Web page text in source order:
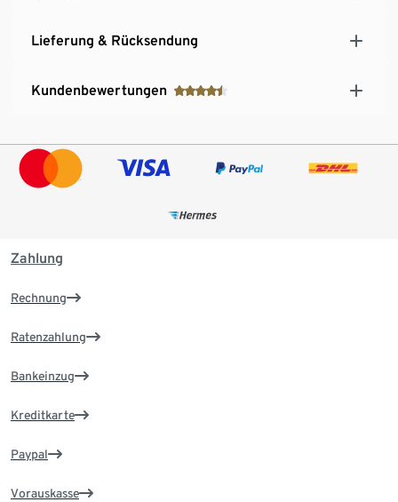
Lieferung & Rücksendung
Kundenbewertungen
Zahlung
Rechnung
Ratenzahlung
Bankeinzug
Kreditkarte
Paypal
Vorauskasse